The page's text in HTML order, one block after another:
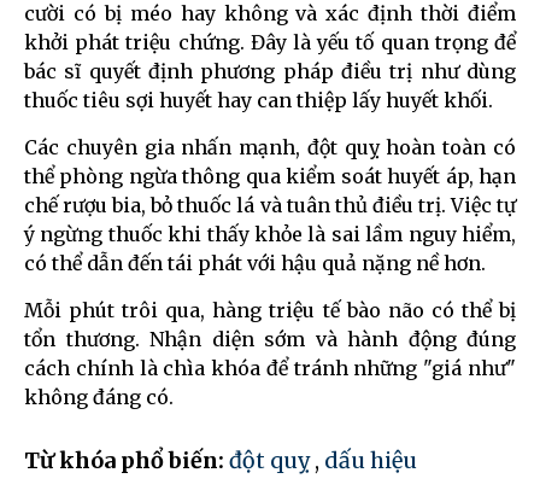
cười có bị méo hay không và xác định thời điểm
khởi phát triệu chứng. Đây là yếu tố quan trọng để
bác sĩ quyết định phương pháp điều trị như dùng
thuốc tiêu sợi huyết hay can thiệp lấy huyết khối.
Các chuyên gia nhấn mạnh, đột quỵ hoàn toàn có
thể phòng ngừa thông qua kiểm soát huyết áp, hạn
chế rượu bia, bỏ thuốc lá và tuân thủ điều trị. Việc tự
ý ngừng thuốc khi thấy khỏe là sai lầm nguy hiểm,
có thể dẫn đến tái phát với hậu quả nặng nề hơn.
Mỗi phút trôi qua, hàng triệu tế bào não có thể bị
tổn thương. Nhận diện sớm và hành động đúng
cách chính là chìa khóa để tránh những "giá như"
không đáng có.
Từ khóa phổ biến: đột quỵ, dấu hiệu